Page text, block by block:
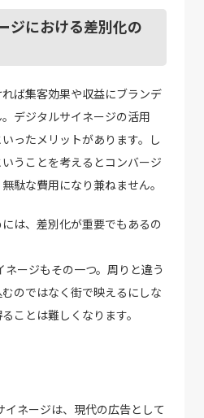
ジにおける差別化の
ば集客効果や収益にブランデ
デジタルサイネージの活用
ったメリットがあります。し
うことを考えるとコンバージ
駄な費用になり兼ねません。
は、差別化が重要でもあるの
ージもその一つ。周りと違う
のではなく街で映えるにしな
ことは難しくなります。
ネージは、現代の広告として